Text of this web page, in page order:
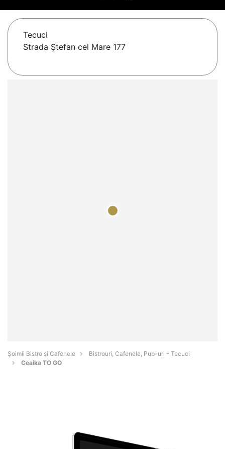
Tecuci
Strada Ștefan cel Mare 177
Șoimii Bistro și Cafenele
Bistrouri, Cafenele, Pub-uri - Tecuci
Ceaika TO GO